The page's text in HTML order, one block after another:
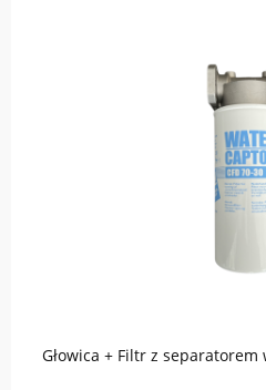
Głowica + Filtr z separatorem
do